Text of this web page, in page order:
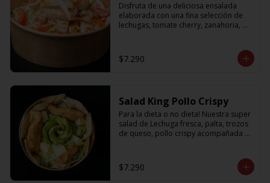
Disfruta de una deliciosa ensalada
elaborada con una fina selección de
lechugas, tomate cherry, zanahoria,
$7.290
Salad King Pollo Crispy
Para la dieta o no dieta! Nuestra super
salad de Lechuga fresca, palta, trozos
de queso, pollo crispy acompañada
$7.290